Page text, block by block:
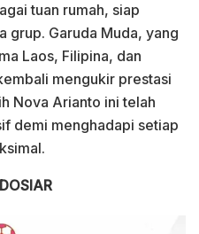
tuan rumah, siap
grup. Garuda Muda, yang
Laos, Filipina, dan
mengukir prestasi
Nova Arianto ini telah
demi menghadapi setiap